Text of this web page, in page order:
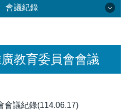
會議紀錄
教育委員會會議
會議紀錄(114.06.17)